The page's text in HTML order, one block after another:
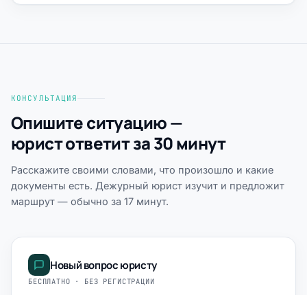
КОНСУЛЬТАЦИЯ
Опишите ситуацию —
юрист ответит за 30 минут
Расскажите своими словами, что произошло и какие
документы есть. Дежурный юрист изучит и предложит
маршрут — обычно за 17 минут.
Новый вопрос юристу
БЕСПЛАТНО · БЕЗ РЕГИСТРАЦИИ